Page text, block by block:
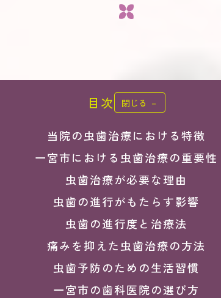
目次 閉じる －
当院の虫歯治療における特徴
一宮市における虫歯治療の重要性
虫歯治療が必要な理由
虫歯の進行がもたらす影響
虫歯の進行度と治療法
痛みを抑えた虫歯治療の方法
虫歯予防のための生活習慣
一宮市の歯科医院の選び方